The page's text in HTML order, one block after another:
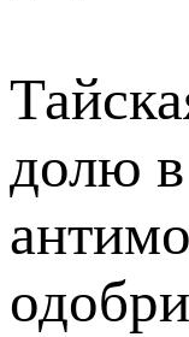
долю в